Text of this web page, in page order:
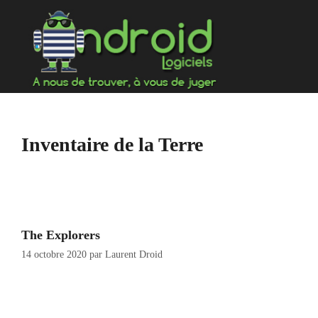
contenu
Inventaire de la Terre
The Explorers
14 octobre 2020 par Laurent Droid